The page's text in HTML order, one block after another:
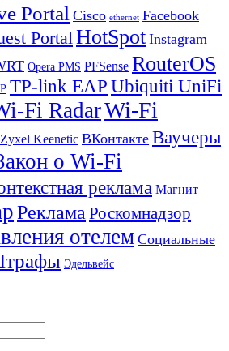
Portal Cisco ethernet Facebook
PortalHotSpot Instagram
Opera PMS PFSense RouterOS
TP-link EAP Ubiquiti UniFi
Fi RadarWi-Fi
Zyxel Keenetic ВКонтакте Ваучеры
о Wi-Fi
реклама Магнит
Реклама Роскомнадзор
отелем Социальные
Эдельвейс